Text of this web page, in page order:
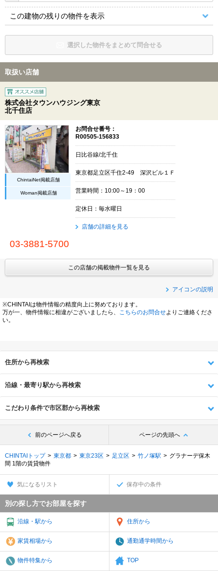
この建物の残りの物件を表示
選択した物件をまとめて問合せる
取扱い店舗
株式会社タウンハウジング東京
北千住店
ChintaiNet掲載店舗
Woman掲載店舗
お問合せ番号：
R00505-156833
日比谷線/北千住
東京都足立区千住2-49 深沢ビル１Ｆ
営業時間：10:00～19：00
定休日：毎水曜日
店舗の詳細を見る
03-3881-5700
この店舗の掲載物件一覧を見る
アイコンの説明
※CHINTAIは物件情報の精度向上に努めております。
万が一、物件情報に相違がございましたら、
こちらのお問合せよりご連絡くださ
い。
住所から再検索
沿線・最寄り駅から再検索
こだわり条件で市区郡から再検索
前のページへ戻る ページの先頭へ
CHINTAIトップ 東京都 東京23区 足立区 竹ノ塚駅
グラナーデ保木
間 1階の賃貸物件
気になるリスト 保存中の条件
別の探し方でお部屋を探す
沿線・駅から 住所から
家賃相場から 通勤通学時間から
物件特集から TOP